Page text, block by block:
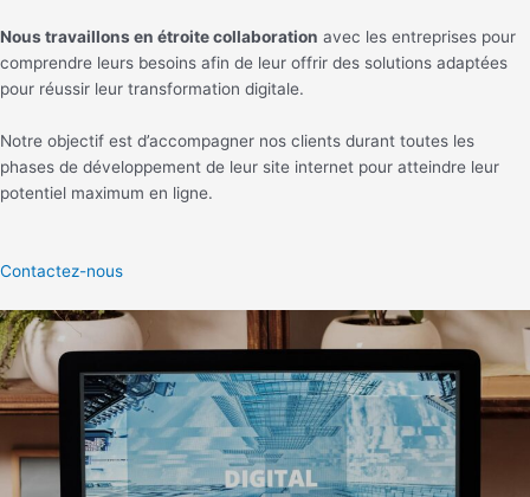
Nous travaillons en étroite collaboration avec les entreprises pour
comprendre leurs besoins afin de leur offrir des solutions adaptées
pour réussir leur transformation digitale.
Notre objectif est d’accompagner nos clients durant toutes les
phases de développement de leur site internet pour atteindre leur
potentiel maximum en ligne.
Contactez-nous